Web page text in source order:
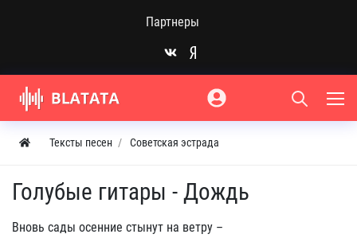
Партнеры
Тексты песен Советская эстрада
Голубые гитары - Дождь
Вновь сады осенние стынут на ветру –